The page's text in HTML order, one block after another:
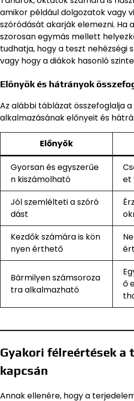
amikor például dolgozatok vagy
szóródását akarják elemezni. Ha
szorosan egymás mellett
tudhatja, hogy a teszt nehézségi
vagy hogy a diákok hasonló
Előnyök és hátrányok
Az alábbi táblázat összefoglalja
alkalmazásának előnyeit és
Előnyök
Gyorsan és egyszerűe
n kiszámolható
et
Jól szemlélteti a szóró
dást
Kezdők számára is kön
nyen érthető
Bármilyen számsoroza
tra alkalmazható
ő
Gyakori félreértések a
kapcsán
Annak ellenére, hogy a